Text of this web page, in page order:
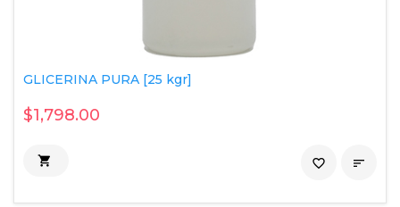
GLICERINA PURA [25 kgr]
$1,798.00
 
favorite_border